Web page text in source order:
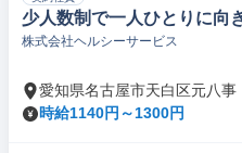
少人数制で一人ひとりに向
株式会社ヘルシーサービス
愛知県名古屋市天白区元八事
時給1140円～1300円